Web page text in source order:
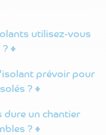
utilisez-vous
prévoir pour
?
dure un chantier
?